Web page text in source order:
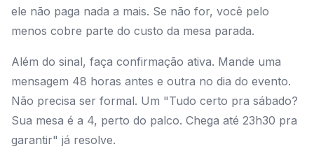
ele não paga nada a mais. Se não for, você pelo
menos cobre parte do custo da mesa parada.
Além do sinal, faça confirmação ativa. Mande uma
mensagem 48 horas antes e outra no dia do evento.
Não precisa ser formal. Um "Tudo certo pra sábado?
Sua mesa é a 4, perto do palco. Chega até 23h30 pra
garantir" já resolve.